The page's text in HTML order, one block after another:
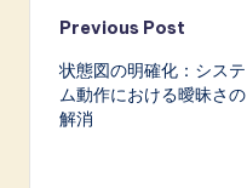
Post
navigation
Previous Post
状態図の明確化：システ
ム動作における曖昧さの
解消